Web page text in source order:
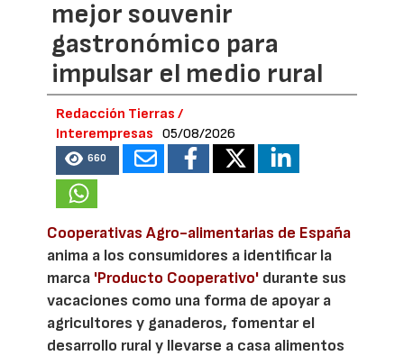
mejor souvenir
gastronómico para
impulsar el medio rural
Redacción Tierras /
Interempresas
05/08/2026
660
Cooperativas Agro-alimentarias de España
anima a los consumidores a identificar la
marca 'Producto Cooperativo' durante sus
vacaciones como una forma de apoyar a
agricultores y ganaderos, fomentar el
desarrollo rural y llevarse a casa alimentos